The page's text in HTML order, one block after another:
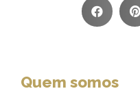
Quem somos